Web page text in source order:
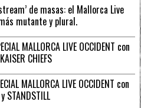
de masas: el Mallorca Live
mutante y plural.
MALLORCA LIVE OCCIDENT con
CHIEFS
MALLORCA LIVE OCCIDENT con
STANDSTILL